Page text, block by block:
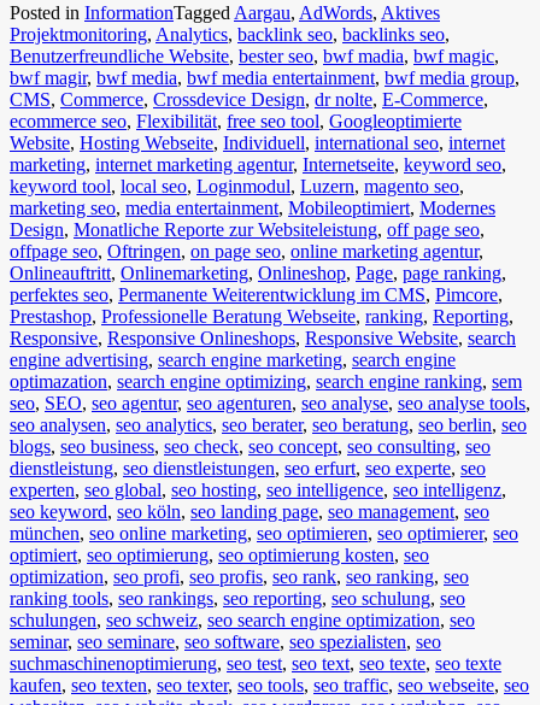
Posted in InformationTagged Aargau, AdWords, Aktives
Projektmonitoring, Analytics, backlink seo, backlinks seo,
Benutzerfreundliche Website, bester seo, bwf madia, bwf magic,
bwf magir, bwf media, bwf media entertainment, bwf media group,
CMS, Commerce, Crossdevice Design, dr nolte, E-Commerce,
ecommerce seo, Flexibilität, free seo tool, Googleoptimierte
Website, Hosting Webseite, Individuell, international seo, internet
marketing, internet marketing agentur, Internetseite, keyword seo,
keyword tool, local seo, Loginmodul, Luzern, magento seo,
marketing seo, media entertainment, Mobileoptimiert, Modernes
Design, Monatliche Reporte zur Websiteleistung, off page seo,
offpage seo, Oftringen, on page seo, online marketing agentur,
Onlineauftritt, Onlinemarketing, Onlineshop, Page, page ranking,
perfektes seo, Permanente Weiterentwicklung im CMS, Pimcore,
Prestashop, Professionelle Beratung Webseite, ranking, Reporting,
Responsive, Responsive Onlineshops, Responsive Website, search
engine advertising, search engine marketing, search engine
optimazation, search engine optimizing, search engine ranking, sem
seo, SEO, seo agentur, seo agenturen, seo analyse, seo analyse tools,
seo analysen, seo analytics, seo berater, seo beratung, seo berlin, seo
blogs, seo business, seo check, seo concept, seo consulting, seo
dienstleistung, seo dienstleistungen, seo erfurt, seo experte, seo
experten, seo global, seo hosting, seo intelligence, seo intelligenz,
seo keyword, seo köln, seo landing page, seo management, seo
münchen, seo online marketing, seo optimieren, seo optimierer, seo
optimiert, seo optimierung, seo optimierung kosten, seo
optimization, seo profi, seo profis, seo rank, seo ranking, seo
ranking tools, seo rankings, seo reporting, seo schulung, seo
schulungen, seo schweiz, seo search engine optimization, seo
seminar, seo seminare, seo software, seo spezialisten, seo
suchmaschinenoptimierung, seo test, seo text, seo texte, seo texte
kaufen, seo texten, seo texter, seo tools, seo traffic, seo webseite, seo